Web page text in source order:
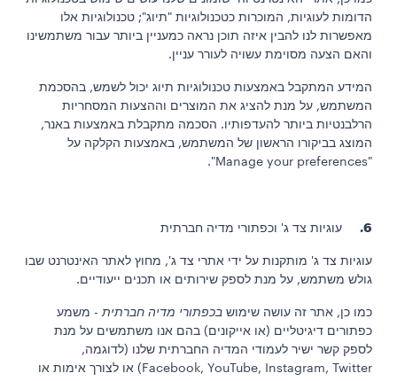
הדומות לעוגיות, המוכרות כטכנולוגיות "תיוג"; טכנולוגיות אלו
מאפשרות לנו להבין איזה תוכן נראה כמעניין ביותר עבור משתמשינו
והאם הצעה מסוימת עשויה לעורר עניין.
המידע המתקבל באמצעות טכנולוגיות תיוג יכול לשמש, בהסכמת
המשתמש, על מנת להציג את המוצרים וההצעות המסחריות
הרלבנטיות ביותר להעדפותיו. הסכמה מתקבלת באמצעות באנר,
המוצג בביקורו הראשון של המשתמש, באמצעות הקלקה על
"Manage your preferences".
6. עוגיות צד ג' וכפתורי מדיה חברתית
עוגיות צד ג' מותקנות על ידי אתרי צד ג', מחוץ לאתר האינטרנט שבו
גולש משתמש, על מנת לספק שירותים או תכנים ייעודיים.
כמו כן, אתר זה עושה שימוש בכפתורי מדיה חברתית - משמע
כפתורים דיגיטליים (או אייקונים) בהם אנו משתמשים על מנת
לספק קשר ישיר לעמודי המדיה החברתית שלנו (לדוגמה,
Facebook, YouTube, Instagram, Twitter) או לצורך אימות או